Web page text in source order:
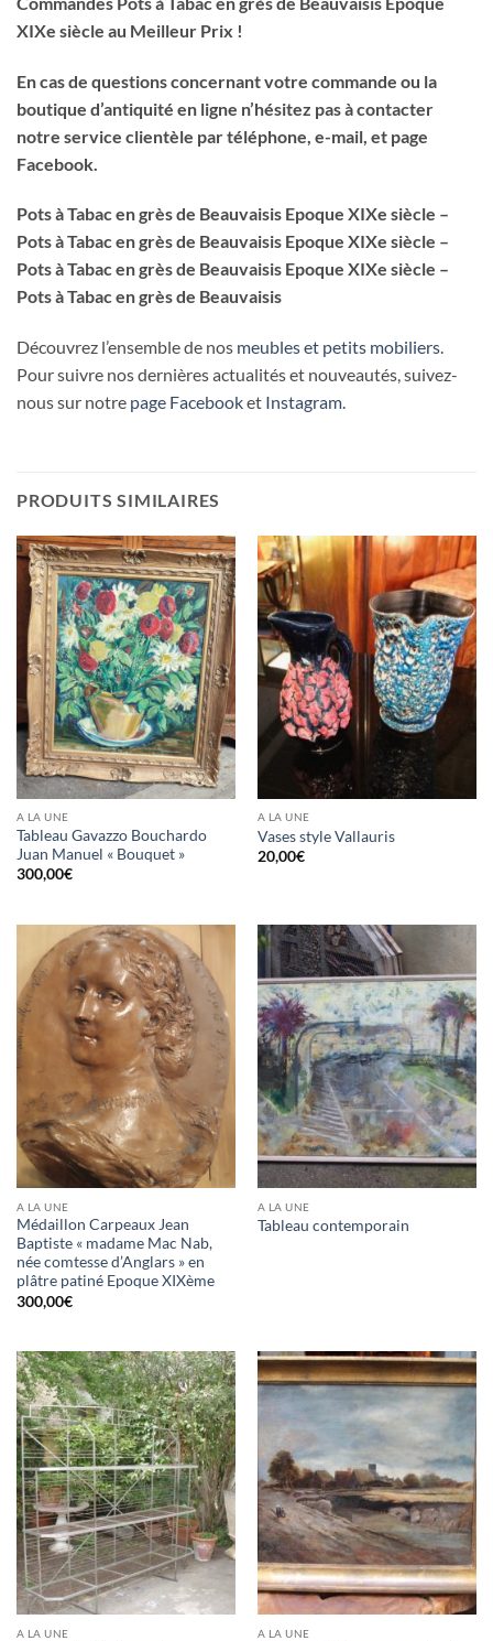
XIXe siècle au Meilleur Prix !
En cas de questions concernant votre commande ou la
boutique d’antiquité en ligne n’hésitez pas à contacter
notre service clientèle par téléphone, e-mail, et page
Facebook.
Pots à Tabac en grès de Beauvaisis Epoque XIXe siècle –
Pots à Tabac en grès de Beauvaisis Epoque XIXe siècle –
Pots à Tabac en grès de Beauvaisis Epoque XIXe siècle –
Pots à Tabac en grès de Beauvaisis
Découvrez l’ensemble de nos meubles et petits mobiliers.
Pour suivre nos dernières actualités et nouveautés, suivez-
nous sur notre page Facebooket Instagram.
PRODUITS SIMILAIRES
A LA UNE
Tableau Gavazzo Bouchardo
Juan Manuel « Bouquet »
300,00€
A LA UNE
Vases style Vallauris
20,00€
A LA UNE
Médaillon Carpeaux Jean
Baptiste « madame Mac Nab,
née comtesse d’Anglars » en
plâtre patiné Epoque XIXème
300,00€
A LA UNE
Tableau contemporain
A LA UNE A LA UNE